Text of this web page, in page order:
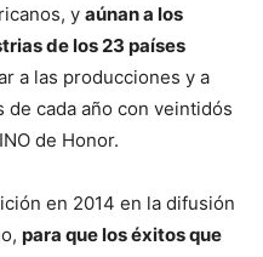
y aúnan a los
de los 23 países
a las producciones y a
de cada año con veintidós
de Honor.
en 2014 en la difusión
para que los éxitos que